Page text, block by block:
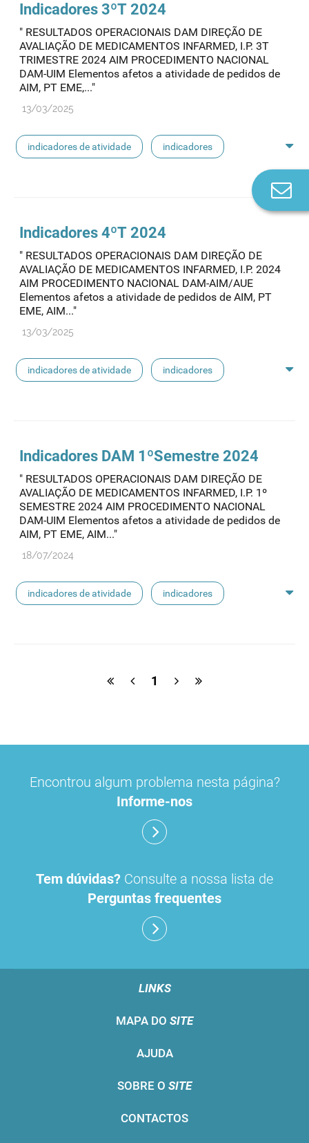
Indicadores 3ºT 2024
" RESULTADOS OPERACIONAIS DAM DIREÇÃO DE
AVALIAÇÃO DE MEDICAMENTOS INFARMED, I.P. 3T
TRIMESTRE 2024 AIM PROCEDIMENTO NACIONAL
DAM-UIM Elementos afetos a atividade de pedidos de
AIM, PT EME,..."
13/03/2025
indicadores de atividade indicadores
Indicadores 4ºT 2024
" RESULTADOS OPERACIONAIS DAM DIREÇÃO DE
AVALIAÇÃO DE MEDICAMENTOS INFARMED, I.P. 2024
AIM PROCEDIMENTO NACIONAL DAM-AIM/AUE
Elementos afetos a atividade de pedidos de AIM, PT
EME, AIM..."
13/03/2025
indicadores de atividade indicadores
Indicadores DAM 1ºSemestre 2024
" RESULTADOS OPERACIONAIS DAM DIREÇÃO DE
AVALIAÇÃO DE MEDICAMENTOS INFARMED, I.P. 1º
SEMESTRE 2024 AIM PROCEDIMENTO NACIONAL
DAM-UIM Elementos afetos a atividade de pedidos de
AIM, PT EME, AIM..."
18/07/2024
indicadores de atividade indicadores
1
Encontrou algum problema nesta página?
Informe-nos
Tem dúvidas? Consulte a nossa lista de
Perguntas frequentes
LINKS
MAPA DO SITE
AJUDA
SOBRE O SITE
CONTACTOS